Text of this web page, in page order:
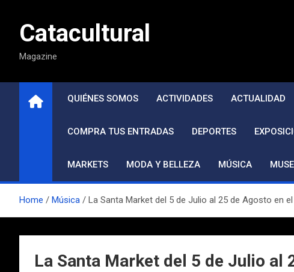
contenidoCatacultural
Magazine
QUIÉNES SOMOS ACTIVIDADES ACTUALIDAD
COMPRA TUS ENTRADAS DEPORTES
MARKETS MODA Y BELLEZA MÚSICA
Home Música La Santa Market del 5 de Julio al 25 de Agosto en
La Santa Market del 5 de Julio al